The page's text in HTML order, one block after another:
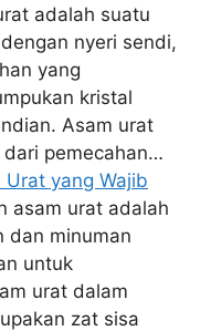
adalah suatu
nyeri sendi,
yang
kristal
Asam urat
pemecahan…
yang Wajib
asam urat adalah
dan minuman
untuk
urat dalam
zat sisa